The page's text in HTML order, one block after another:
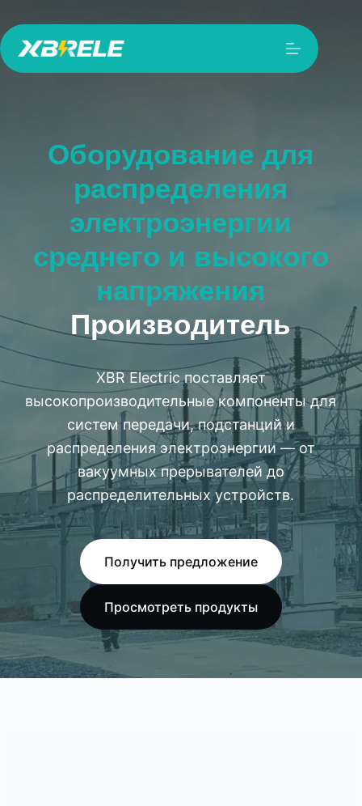
к
сути
Оборудование для
распределения
электроэнергии
среднего и высокого
напряжения
Производитель
XBR Electric поставляет
высокопроизводительные компоненты для
систем передачи, подстанций и
распределения электроэнергии — от
вакуумных прерывателей до
распределительных устройств.
Получить предложение
Просмотреть продукты